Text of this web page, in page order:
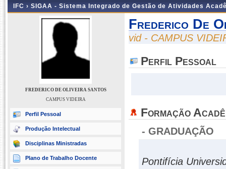
IFC › SIGAA - Sistema Integrado de Gestão de Atividades
FREDERICO DE OLIVEIRA SANTOS
CAMPUS VIDEIRA
Perfil Pessoal
Produção Intelectual
Disciplinas Ministradas
Plano de Trabalho Docente
Frederico De
vid - CAMPUS
Perfil Pessoal
Formação
- GRADUAÇÃO
Pontifícia